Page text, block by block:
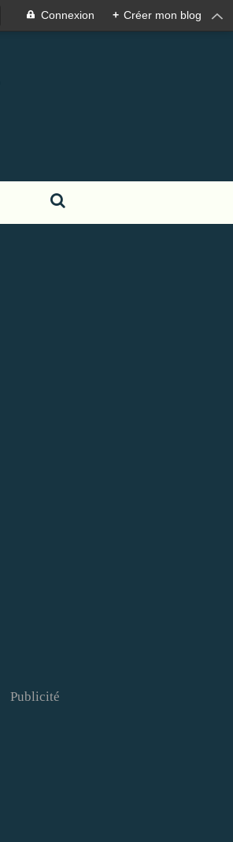
Connexion + Créer mon blog
Publicité